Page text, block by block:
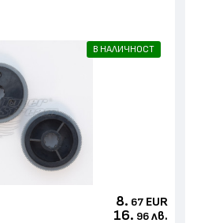
В НАЛИЧНОСТ
8. 67 EUR
16. 96 лв.